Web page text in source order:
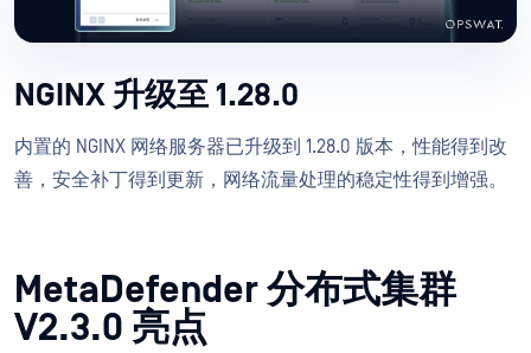
NGINX 升级至 1.28.0
内置的 NGINX 网络服务器已升级到 1.28.0 版本，性能得到改
善，安全补丁得到更新，网络流量处理的稳定性得到增强。
MetaDefender 分布式集群
V2.3.0 亮点